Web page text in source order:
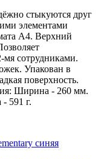
стыкуются друг
элементами
А4. Верхний
мя сотрудниками.
Упакован в
поверхность.
Ширина - 260 мм.
591 г.